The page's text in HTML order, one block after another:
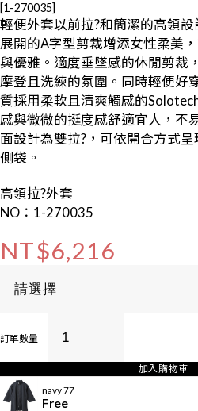
[1-270035]
輕便外套以前拉?和簡潔的高領
展開的A字型剪裁增添女性柔美
與優雅。適度垂墜感的休閒剪裁
摩登且洗練的氛圍。同時輕便好
質採用柔軟且清爽觸感的
感與微微的挺度感舒適宜人，不
面設計為雙拉?，可依開合方式
側袋。
高領拉?外套
NO：1-270035
NT$6,216
訂單數量
加入購物車
navy 77
Free